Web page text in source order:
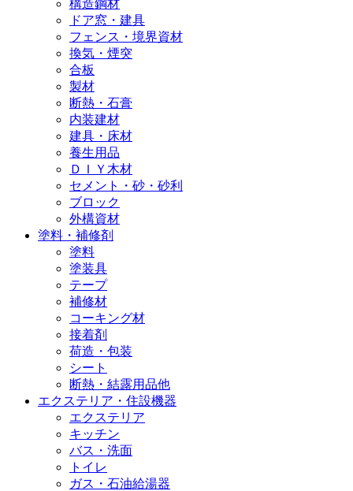
構造鋼材
ドア窓・建具
フェンス・境界資材
換気・煙突
合板
製材
断熱・石膏
内装建材
建具・床材
養生用品
ＤＩＹ木材
セメント・砂・砂利
ブロック
外構資材
塗料・補修剤
塗料
塗装具
テープ
補修材
コーキング材
接着剤
荷造・包装
シート
断熱・結露用品他
エクステリア・住設機器
エクステリア
キッチン
バス・洗面
トイレ
ガス・石油給湯器